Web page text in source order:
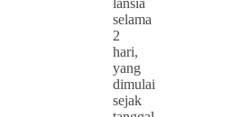
lansia
selama
2
hari,
yang
dimulai
sejak